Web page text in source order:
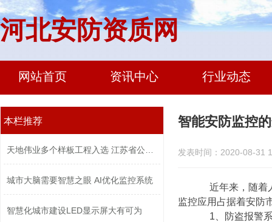
河北安防资质网
网站首页 资讯中心 行业动态
本栏推荐
城市大脑需要智慧之眼 AI优化监控系统
智慧化城市建设LED显示屏大有可为
智能安防监控
发表时间：2020-08-31
近年来，随着人
监控应用占据着安防
1、防盗报警